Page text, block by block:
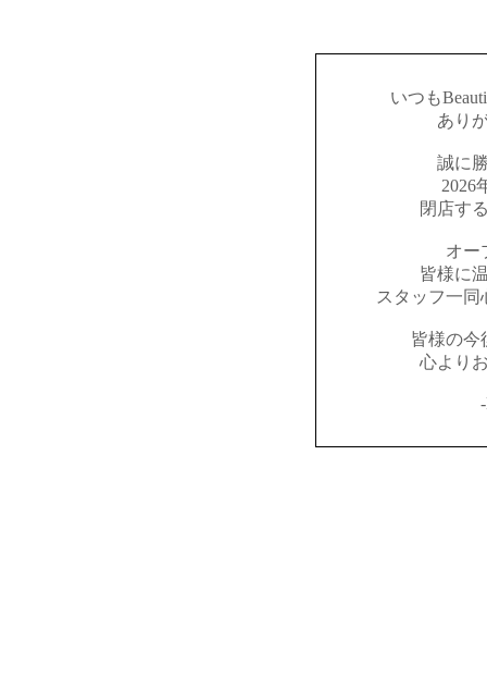
いつも
あり
誠に
2026
閉店す
オー
皆様に
スタッフ一
皆様の今
心より